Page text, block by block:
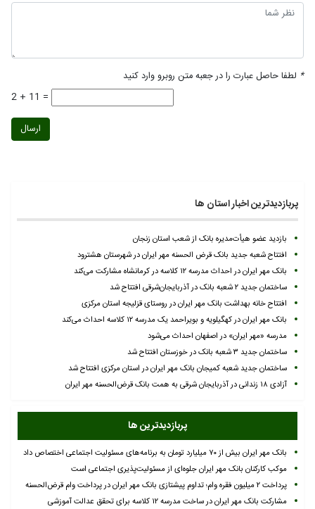
* لطفا حاصل عبارت را در جعبه متن روبرو وارد کنید
2 + 11 =
ارسال
پربازدیدترین اخبار استان ها
بازدید عضو هیأت‌مدیره بانک از شعب استان زنجان
افتتاح شعبه جدید بانک قرض الحسنه مهر ایران در شهرستان هشترود
بانک مهر ایران در احداث مدرسه ۱۲ کلاسه در کرمانشاه مشارکت می‌کند
ساختمان جدید ۲ شعبه بانک در آذربایجان‌شرقی افتتاح شد
افتتاح خانه بهداشت بانک مهر ایران در روستای قزلیجه استان مرکزی
بانک مهر ایران در کهگیلویه و بویراحمد یک مدرسه ۱۲ کلاسه احداث می‌کند
مدرسه «مهر ایران» در اصفهان احداث می‌شود
ساختمان جدید ۳ شعبه بانک در خوزستان افتتاح شد
ساختمان جدید شعبه کمیجان بانک مهر ایران در استان مرکزی افتتاح شد
آزادی ۱۸ زندانی در آذربایجان شرقی به همت بانک قرض‌الحسنه مهر ایران
پربازدیدترین ها
بانک مهر ایران بیش از ۷۰ میلیارد تومان به برنامه‌های مسئولیت اجتماعی اختصاص داد
موکب کارکنان بانک مهر ایران جلوه‌ای از مسئولیت‌پذیری اجتماعی است
پرداخت ۲ میلیون فقره وام؛ تداوم پیشتازی بانک مهر ایران در پرداخت وام قرض‌الحسنه
مشارکت بانک مهر ایران در ساخت مدرسه ۱۲ کلاسه برای تحقق عدالت آموزشی